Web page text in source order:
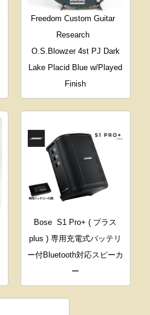
Freedom Custom Guitar
Research
O.S.Blowzer 4st PJ Dark
Lake Placid Blue w/Played
Finish
Bose S1 Pro+ ( プラス
plus ) 専用充電式バッテリ
ー付Bluetooth対応スピーカ
ー